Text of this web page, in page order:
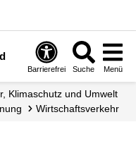
Barrierefrei Suche Menü
Klimaschutz und Umwelt
Wirtschafts­verkehr